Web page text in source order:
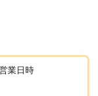
業日時